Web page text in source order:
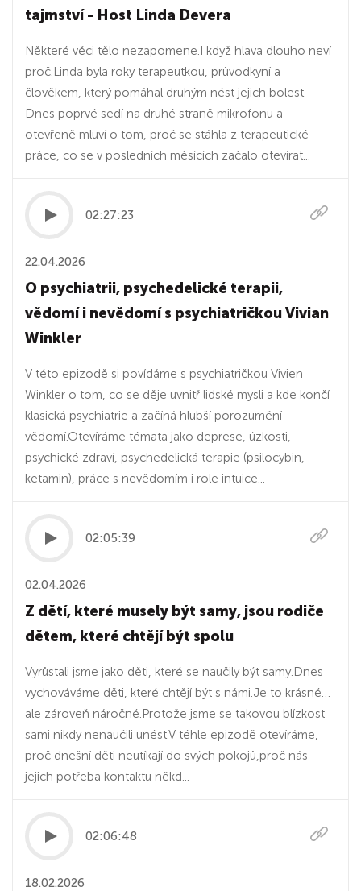
tajmství - Host Linda Devera
Některé věci tělo nezapomene.I když hlava dlouho neví
proč.Linda byla roky terapeutkou, průvodkyní a
člověkem, který pomáhal druhým nést jejich bolest.
Dnes poprvé sedí na druhé straně mikrofonu a
otevřeně mluví o tom, proč se stáhla z terapeutické
práce, co se v posledních měsících začalo otevírat...
02:27:23
22.04.2026
O psychiatrii, psychedelické terapii,
vědomí i nevědomí s psychiatričkou Vivian
Winkler
V této epizodě si povídáme s psychiatričkou Vivien
Winkler o tom, co se děje uvnitř lidské mysli a kde končí
klasická psychiatrie a začíná hlubší porozumění
vědomí.Otevíráme témata jako deprese, úzkosti,
psychické zdraví, psychedelická terapie (psilocybin,
ketamin), práce s nevědomím i role intuice...
02:05:39
02.04.2026
Z dětí, které musely být samy, jsou rodiče
dětem, které chtějí být spolu
Vyrůstali jsme jako děti, které se naučily být samy.Dnes
vychováváme děti, které chtějí být s námi.Je to krásné…
ale zároveň náročné.Protože jsme se takovou blízkost
sami nikdy nenaučili unést.V téhle epizodě otevíráme,
proč dnešní děti neutíkají do svých pokojů,proč nás
jejich potřeba kontaktu někd...
02:06:48
18.02.2026